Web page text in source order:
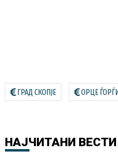
ГРАД СКОПЈЕ ОРЦЕ
НАЈЧИТАНИ ВЕСТИ